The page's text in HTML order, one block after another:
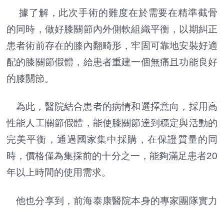
據了解，此次手術的難度在於需要在精準截骨
的同時，做好膝關節內外側軟組織平衡，以期糾正
患者術前存在的膝內翻畸形，牢固可靠地安裝好適
配的膝關節假體，給患者重建一個無痛且功能良好
的膝關節。
為此，醫院結合患者的病情和選擇意向，採用高
性能人工關節假體，能使膝關節達到穩定與活動的
完美平衡，通過國家集中採購，在保證質量的同
時，價格僅為集採前的十分之一，能夠滿足患者20
年以上時間的使用需求。
他也分享到，前海泰康醫院本身的專家團隊實力